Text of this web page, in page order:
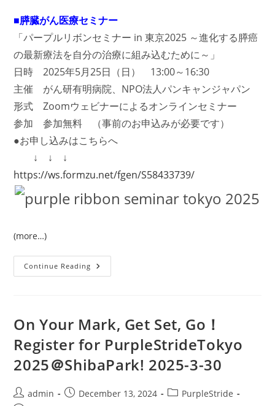
■膵臓がん医療セミナー
「パープルリボンセミナー in 東京2025 ～進化する膵癌
の最新療法を自分の治療に組み込むために～」
日時 2025年5月25日（日） 13:00～16:30
主催 がん研有明病院、NPO法人パンキャンジャパン
形式 Zoomウェビナーによるオンラインセミナー
参加 参加無料 （事前のお申込みが必要です）
●お申し込みはこちらへ
↓ ↓ ↓
https://ws.formzu.net/fgen/S58433739/
(more…)
Continue Reading 『[ｲ
ﾍﾞ
す
臓
が
ん
セ
ー
On Your Mark, Get Set, Go！
Register for PurpleStrideTokyo
2025＠ShibaPark! 2025-3-30
Postadmin
PostDecember 13, 2024
PostPurpleStride